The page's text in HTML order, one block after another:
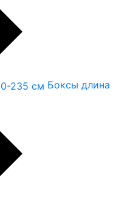
Боксы длина